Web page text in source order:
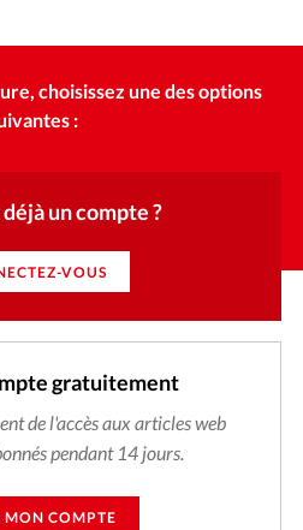
chrétienne
Relations Aujourd'hui
des Eglises
choisissez une des options
:
un compte ?
VOUS
gratuitement
de l'accès aux articles web
pendant 14 jours.
MON COMPTE